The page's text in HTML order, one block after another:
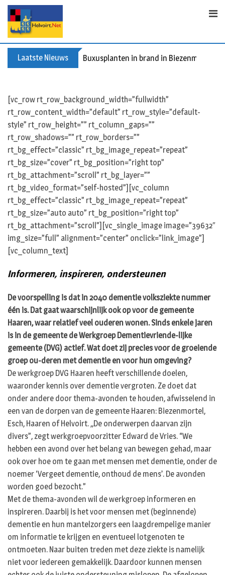
p
Laatste Nieuws Buxusplanten in brand in Biezenmortel,
[vc_row rt_row_background_width=”fullwidth”
rt_row_content_width=”default” rt_row_style=”default-
style” rt_row_height=”” rt_column_gaps=””
rt_row_shadows=”” rt_row_borders=””
rt_bg_effect=”classic” rt_bg_image_repeat=”repeat”
rt_bg_size=”cover” rt_bg_position=”right top”
rt_bg_attachment=”scroll” rt_bg_layer=””
rt_bg_video_format=”self-hosted”][vc_column
rt_bg_effect=”classic” rt_bg_image_repeat=”repeat”
rt_bg_size=”auto auto” rt_bg_position=”right top”
rt_bg_attachment=”scroll”][vc_single_image image=”39632″
img_size=”full” alignment=”center” onclick=”link_image”]
[vc_column_text]
Informeren, inspireren, ondersteunen
De voorspelling is dat in 2040 dementie volksziekte nummer
één is. Dat gaat waarschijnlijk ook op voor de gemeente
Haaren, waar relatief veel ouderen wonen. Sinds enkele jaren
is in de gemeente de Werkgroep Dementievriende-lijke
gemeente (DVG) actief. Wat doet zij precies voor de groeiende
groep ou-deren met dementie en voor hun omgeving?
De werkgroep DVG Haaren heeft verschillende doelen,
waaronder kennis over dementie vergroten. Ze doet dat
onder andere door thema-avonden te houden, afwisselend in
een van de dorpen van de gemeente Haaren: Biezenmortel,
Esch, Haaren of Helvoirt. ,,De onderwerpen daarvan zijn
divers”, zegt werkgroepvoorzitter Edward de Vries. “We
hebben een avond over het belang van bewegen gehad, maar
ook over hoe om te gaan met mensen met dementie, onder de
noemer ‘Vergeet dementie, onthoud de mens’. De avonden
worden goed bezocht.”
Met de thema-avonden wil de werkgroep informeren en
inspireren. Daarbij is het voor mensen met (beginnende)
dementie en hun mantelzorgers een laagdrempelige manier
om informatie te krijgen en eventueel lotgenoten te
ontmoeten. Naar buiten treden met deze ziekte is namelijk
niet voor iedereen gemakkelijk. Daardoor kunnen mensen